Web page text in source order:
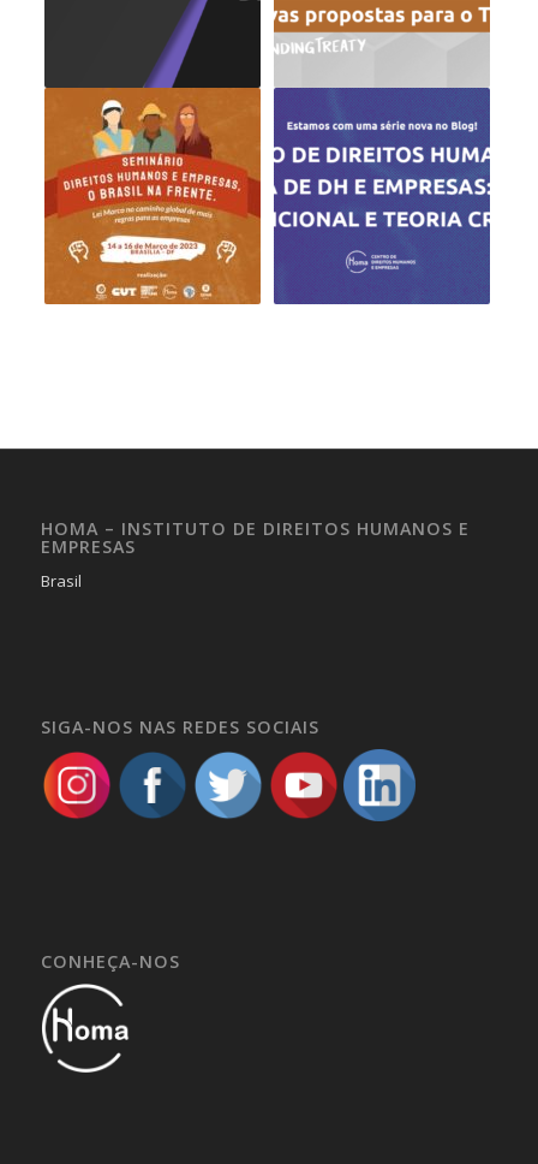
HOMA – INSTITUTO DE DIREITOS HUMANOS E
EMPRESAS
Brasil
SIGA-NOS NAS REDES SOCIAIS
CONHEÇA-NOS